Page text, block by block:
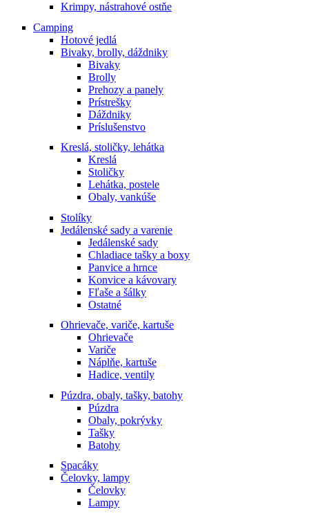
Krimpy, nástrahové ostňe
Camping
Hotové jedlá
Bivaky, brolly, dáždniky
Bivaky
Brolly
Prehozy a panely
Prístrešky
Dáždniky
Príslušenstvo
Kreslá, stoličky, lehátka
Kreslá
Stoličky
Lehátka, postele
Obaly, vankúše
Stolíky
Jedálenské sady a varenie
Jedálenské sady
Chladiace tašky a boxy
Panvice a hrnce
Konvice a kávovary
Fľaše a šálky
Ostatné
Ohrievače, variče, kartuše
Ohrievače
Variče
Náplňe, kartuše
Hadice, ventily
Púzdra, obaly, tašky, batohy
Púzdra
Obaly, pokrývky
Tašky
Batohy
Spacáky
Čelovky, lampy
Čelovky
Lampy